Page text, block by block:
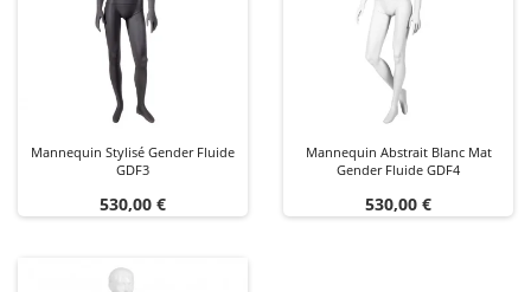
Mannequin Stylisé Gender Fluide
GDF3
Prix
530,00 €
Mannequin Abstrait Blanc Mat
Gender Fluide GDF4
Prix
530,00 €